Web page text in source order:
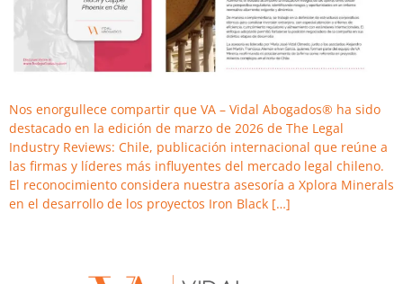
Nos enorgullece compartir que VA – Vidal Abogados® ha sido
destacado en la edición de marzo de 2026 de The Legal
Industry Reviews: Chile, publicación internacional que reúne a
las firmas y líderes más influyentes del mercado legal chileno.
El reconocimiento considera nuestra asesoría a Xplora Minerals
en el desarrollo de los proyectos Iron Black […]